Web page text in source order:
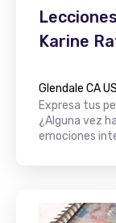
Karine
Glendale CA US
Expresa tus
¿Alguna vez
emociones